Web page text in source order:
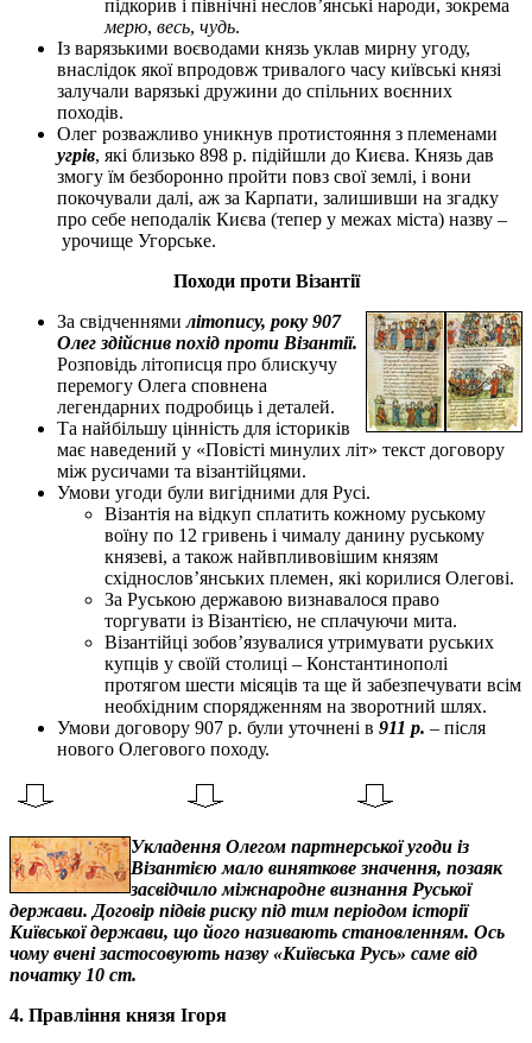
підкорив і північні неслов’янські народи, зокрема
мерю, весь, чудь.
Із варязькими воєводами князь уклав мирну угоду,
внаслідок якої впродовж тривалого часу київські князі
залучали варязькі дружини до спільних воєнних
походів.
Олег розважливо уникнув протистояння з племенами
угрів, які близько 898 р. підійшли до Києва. Князь дав
змогу їм безборонно пройти повз свої землі, і вони
покочували далі, аж за Карпати, залишивши на згадку
про себе неподалік Києва (тепер у межах міста) назву –
урочище Угорське.
Походи проти Візантії
За свідченнями літопису, року 907
Олег здійснив похід проти Візантії.
Розповідь літописця про блискучу
перемогу Олега сповнена
легендарних подробиць і деталей.
Та найбільшу цінність для істориків
має наведений у «Повісті минулих літ» текст договору
між русичами та візантійцями.
Умови угоди були вигідними для Русі.
Візантія на відкуп сплатить кожному руському
воїну по 12 гривень і чималу данину руському
князеві, а також найвпливовішим князям
східнослов’янських племен, які корилися Олегові.
За Руською державою визнавалося право
торгувати із Візантією, не сплачуючи мита.
Візантійці зобов’язувалися утримувати руських
купців у своїй столиці – Константинополі
протягом шести місяців та ще й забезпечувати всім
необхідним спорядженням на зворотний шлях.
Умови договору 907 р. були уточнені в 911 р. – після
нового Олегового походу.
Укладення Олегом партнерської угоди із
Візантією мало виняткове значення, позаяк
засвідчило міжнародне визнання Руської
держави. Договір підвів риску під тим періодом історії
Київської держави, що його називають становленням. Ось
чому вчені застосовують назву «Київська Русь» саме від
початку 10 ст.
4. Правління князя Ігоря